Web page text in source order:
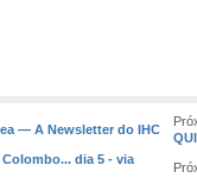
— A Newsletter do IHC
dia 5 - via